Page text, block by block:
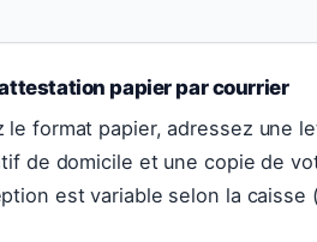
papier par courrier
le format papier, adressez une
de domicile et une copie de
est variable selon la caisse